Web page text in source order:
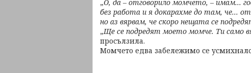
„О, да – отговорило момчето, – имам...
без работа и я докарахме до там, че...
но аз вярвам, че скоро нещата се
„Ще се подредят моето момче. Ти само
просълзила.
Момчето едва забележимо се